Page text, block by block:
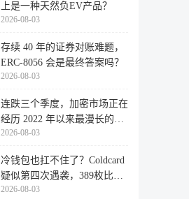
上是一种天然负EV产品？
2026-08-03
存续 40 年的证券对账难题，
ERC-8056 会是最终答案吗？
2026-08-03
连跌三个季度，加密市场正在
经历 2022 年以来最漫长的退
潮
2026-08-03
冷钱包也扛不住了？Coldcard
疑似第四次遇袭，389枚比特
币失
2026-08-03